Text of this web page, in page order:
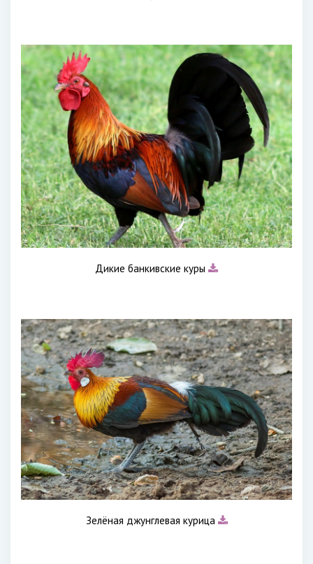
Дикие банкивские куры
Зелёная джунглевая курица